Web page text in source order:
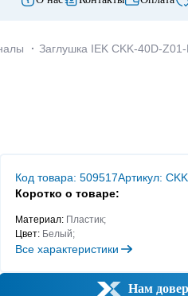
· Заглушка IEK CKK-40D-Z01-
Код товара: 509517Артикул:
Коротко о товаре:
Материал: Пластик;
Цвет: Белый;
Все характеристики
Нам